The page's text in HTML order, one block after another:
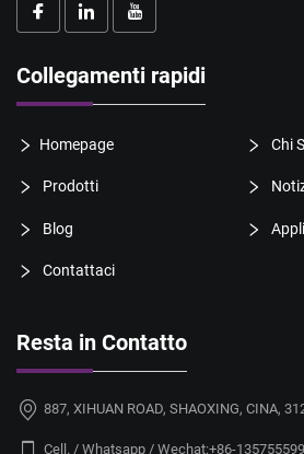
Collegamenti rapidi
Homepage Chi
Prodotti
Blog
Contattaci
Resta in Contatto
887, XIHUAN ROAD, SHAOXING, CINA,
Cell. / Whatsapp / Wechat:+86-